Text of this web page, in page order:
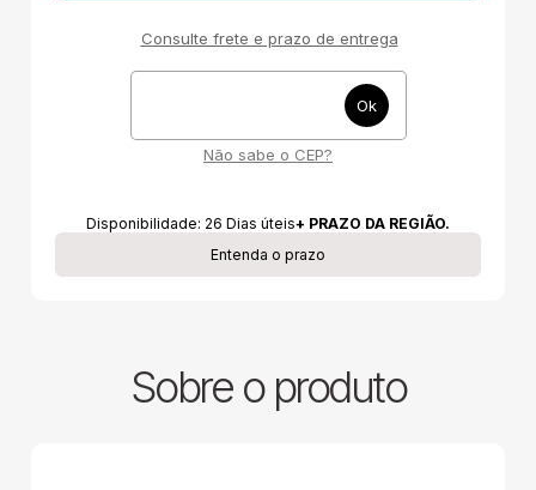
Consulte frete e prazo de entrega
Não sabe o CEP?
Disponibilidade: 26 Dias úteis+ PRAZO DA REGIÃO.
Entenda o prazo
Sobre o produto